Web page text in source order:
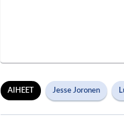
AIHEET Jesse Joronen